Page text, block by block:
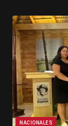
NACIONALES